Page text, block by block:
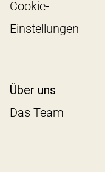
Cookie-
Einstellungen
Über uns
Das Team